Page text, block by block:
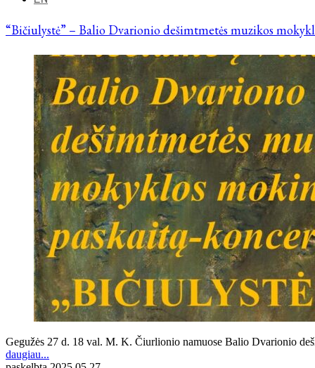
“Bičiulystė” – Balio Dvarionio dešimtmetės muzikos
Gegužės 27 d. 18 val. M. K. Čiurlionio namuose Balio Dvarionio
daugiau...